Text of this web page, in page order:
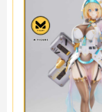
090-
🔥Website:
#figure